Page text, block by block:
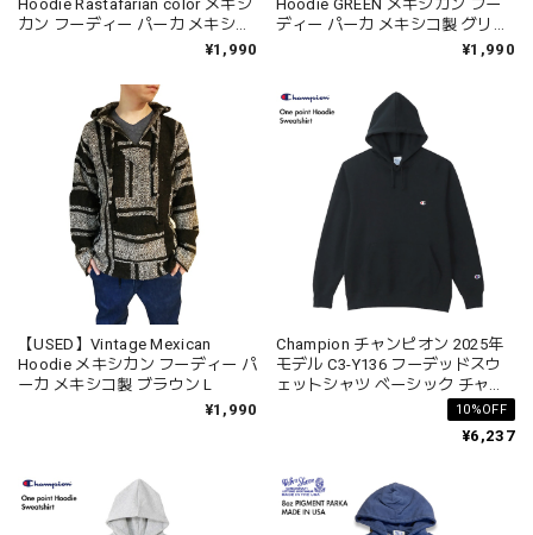
Hoodie Rastafarian color メキシ
カン フーディー パーカ メキシコ
¥1,990
Hoodie GREEN メキシカン フー
ディー パーカ メキシコ製 グリー
¥1,990
【USED】Vintage Mexican
Hoodie メキシカン フーディー パ
ーカ メキシコ製 ブラウン L
¥1,990
Champion チャンピオン 2025年
モデル C3-Y136 フーデッドスウ
ェットシャツ ベーシック チャン
10%OFF
¥6,237